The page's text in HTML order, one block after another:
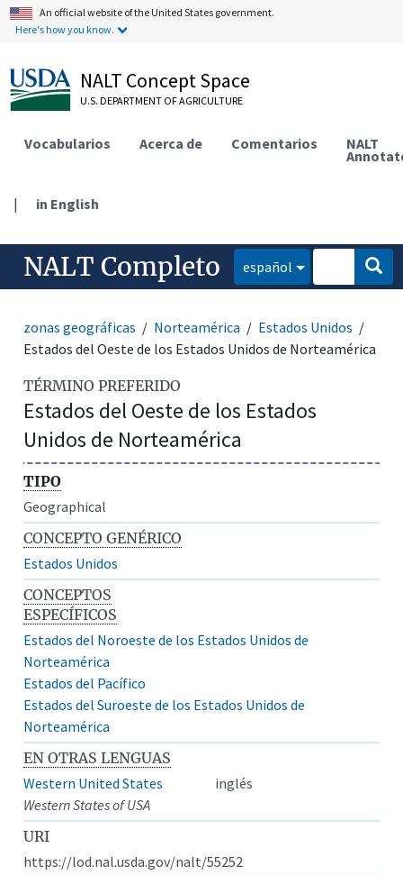
An official website of the United States government.
Here's how you know.
NALT Concept Space
U.S. DEPARTMENT OF AGRICULTURE
Vocabularios Acerca de Comentarios NALT
| in English
NALT Completo español
zonas geográficas Norteamérica
Estados Unidos
Estados del Oeste de los Estados Unidos de Norteamérica
TÉRMINO PREFERIDO
Estados del Oeste de los Estados
Unidos de Norteamérica
TIPO
Geographical
CONCEPTO GENÉRICO
Estados Unidos
CONCEPTOS
ESPECÍFICOS
Estados del Noroeste de los Estados Unidos de
Norteamérica
Estados del Pacífico
Estados del Suroeste de los Estados Unidos de
Norteamérica
EN OTRAS LENGUAS
Western United States
inglés
Western States of USA
URI
https://lod.nal.usda.gov/nalt/55252